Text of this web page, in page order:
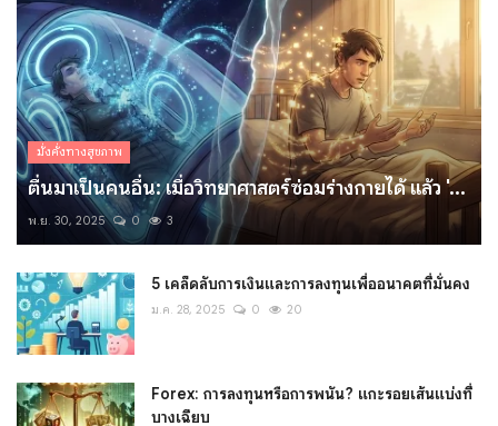
มั่งคั่งทางสุขภาพ
ตื่นมาเป็นคนอื่น: เมื่อวิทยาศาสตร์ซ่อมร่างกายได้ แล้ว '...
พ.ย. 30, 2025 0 3
5 เคล็ดลับการเงินและการลงทุนเพื่ออนาคตที่มั่นคง
ม.ค. 28, 2025 0 20
Forex: การลงทุนหรือการพนัน? แกะรอยเส้นแบ่งที่
บางเฉียบ